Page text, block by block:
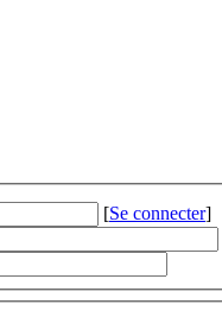
[Se connecter]